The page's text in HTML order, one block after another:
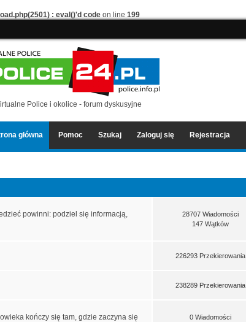
: eval()'d code on line 199
Police i okolice - forum dyskusyjne
główna Pomoc Szukaj Zaloguj się Rejestracja
powinni: podziel się informacją,
28707 Wiadomości
147 Wątków
226293 Przekierowania
238289 Przekierowania
kończy się tam, gdzie zaczyna się
0 Wiadomości